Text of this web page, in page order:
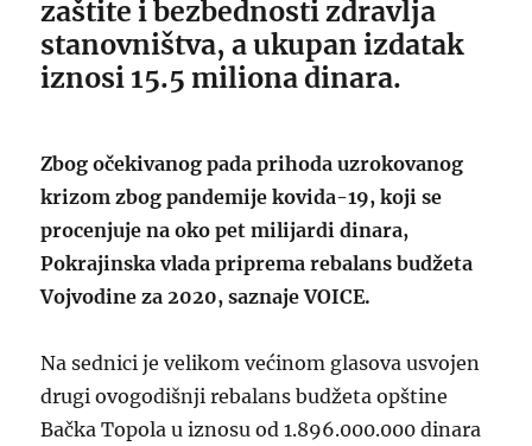
zaštite i bezbednosti zdravlja
stanovništva, a ukupan izdatak
iznosi 15.5 miliona dinara.
Zbog očekivanog pada prihoda uzrokovanog
krizom zbog pandemije kovida-19, koji se
procenjuje na oko pet milijardi dinara,
Pokrajinska vlada priprema rebalans budžeta
Vojvodine za 2020, saznaje VOICE.
Na sednici je velikom većinom glasova usvojen
drugi ovogodišnji rebalans budžeta opštine
Bačka Topola u iznosu od 1.896.000.000 dinara